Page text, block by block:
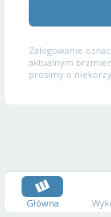
Zalogowanie
aktualnym
prosimy o
Główna